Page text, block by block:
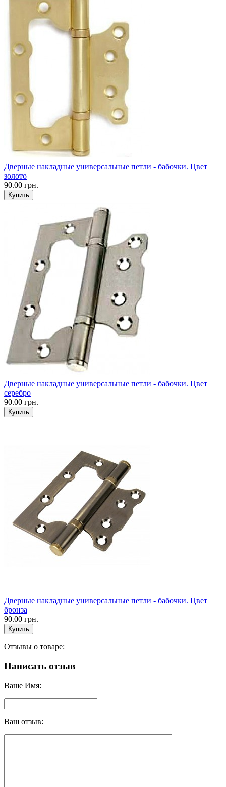
Дверные накладные универсальные петли - бабочки. Цвет
золото
90.00 грн.
Дверные накладные универсальные петли - бабочки. Цвет
серебро
90.00 грн.
Дверные накладные универсальные петли - бабочки. Цвет
бронза
90.00 грн.
Отзывы о товаре:
Написать отзыв
Ваше Имя:
Ваш отзыв: